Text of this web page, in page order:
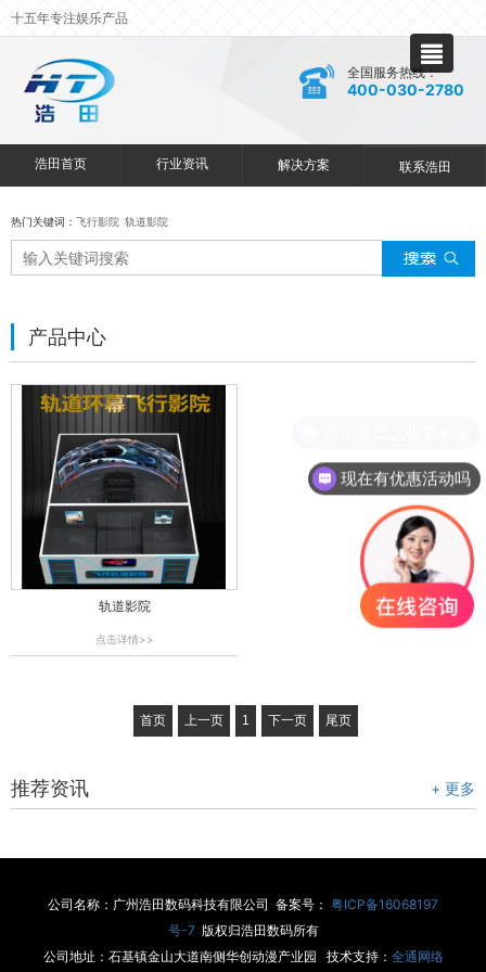
十五年专注娱乐产品
全国服务热线：
400-030-2780
浩田首页 行业资讯 解决方案 联系浩田
热门关键词： 飞行影院 轨道影院
产品中心
轨道影院
点击详情>>
首页 上一页 1 下一页 尾页
推荐资讯 + 更多
公司名称：广州浩田数码科技有限公司 备案号： 粤ICP备16068197
号-7 版权归浩田数码所有
公司地址：石基镇金山大道南侧华创动漫产业园 技术支持： 全通网络
现在有优惠活动吗